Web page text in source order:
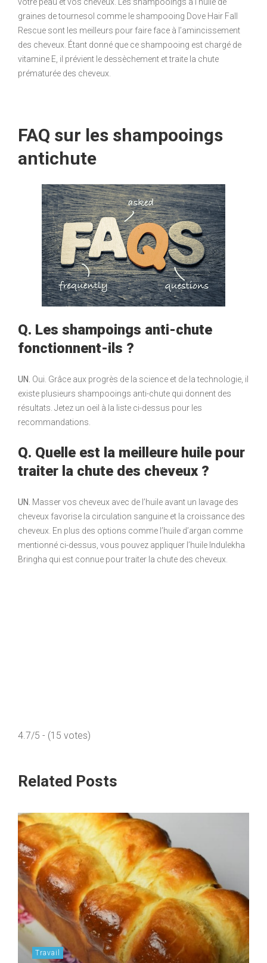
graines de tournesol comme le shampooing Dove Hair Fall
Rescue sont les meilleurs pour faire face à l’amincissement
des cheveux. Étant donné que ce shampooing est chargé de
vitamine E, il prévient le dessèchement et traite la chute
prématurée des cheveux.
FAQ sur les shampooings
antichute
Q. Les shampoings anti-chute
fonctionnent-ils ?
UN. Oui. Grâce aux progrès de la science et de la technologie, il
existe plusieurs shampooings anti-chute qui donnent des
résultats. Jetez un oeil à la liste ci-dessus pour les
recommandations.
Q. Quelle est la meilleure huile pour
traiter la chute des cheveux ?
UN. Masser vos cheveux avec de l’huile avant un lavage des
cheveux favorise la circulation sanguine et la croissance des
cheveux. En plus des options comme l’huile d’argan comme
mentionné ci-dessus, vous pouvez appliquer l’huile Indulekha
Bringha qui est connue pour traiter la chute des cheveux.
4.7/5 - (15 votes)
Related Posts
Travail